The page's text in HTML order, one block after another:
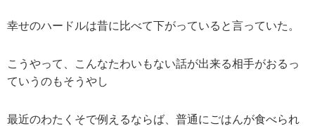
幸せのハードルは昔に比べて下がっていると言っていた。
こうやって、こんなたわいもない話が出来る相手がおるっ
ていうのもそうやし
最近のわたくそで例えるならば、普通にごはんが食べられ